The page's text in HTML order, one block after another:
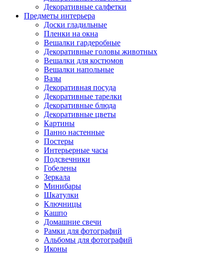
Декоративные салфетки
Предметы интерьера
Доски гладильные
Пленки на окна
Вешалки гардеробные
Декоративные головы животных
Вешалки для костюмов
Вешалки напольные
Вазы
Декоративная посуда
Декоративные тарелки
Декоративные блюда
Декоративные цветы
Картины
Панно настенные
Постеры
Интерьерные часы
Подсвечники
Гобелены
Зеркала
Минибары
Шкатулки
Ключницы
Кашпо
Домашние свечи
Рамки для фотографий
Альбомы для фотографий
Иконы